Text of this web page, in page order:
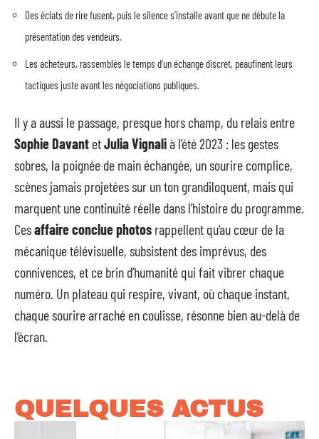
Des éclats de rire fusent, puis le silence s’installe avant que ne débute la
présentation des vendeurs.
Les acheteurs, rassemblés le temps d’un échange discret, peaufinent leurs
tactiques juste avant les négociations publiques.
Il y a aussi le passage, presque hors champ, du relais entre
Sophie Davant etJulia Vignalià l’été 2023 : les gestes
sobres, la poignée de main échangée, un sourire complice,
scènes jamais projetées sur un ton grandiloquent, mais qui
marquent une continuité réelle dans l’histoire du programme.
Cesaffaire conclue photos rappellent qu’au cœur de la
mécanique télévisuelle, subsistent des imprévus, des
connivences, et ce brin d’humanité qui fait vibrer chaque
numéro. Un plateau qui respire, vivant, où chaque instant,
chaque sourire arraché en coulisse, résonne bien au-delà de
l’écran.
QUELQUES ACTUS